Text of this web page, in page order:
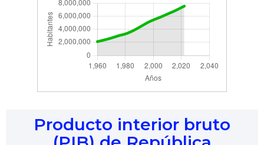
Producto interior bruto